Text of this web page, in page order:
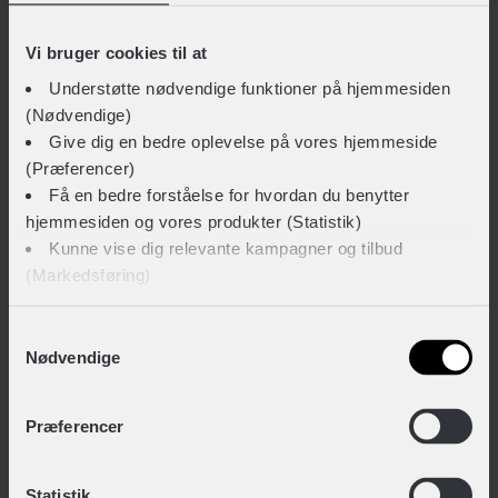
Vi bruger cookies til at
Understøtte nødvendige funktioner på hjemmesiden
(Nødvendige)
Give dig en bedre oplevelse på vores hjemmeside
(Præferencer)
Få en bedre forståelse for hvordan du benytter
hjemmesiden og vores produkter (Statistik)
Kunne vise dig relevante kampagner og tilbud
(Markedsføring)
cookies til alle disse formål. Du kan også bruge
formål. Vælg formål og ‘Gem indstillinger’.
Du kan til enhver tid trække dit samtykke tilbage eller
Nødvendige
Præferencer
KLICKfix Styradapter med lås
+ 249,-
TEKNISKE SPECIFIKATIONER
4030572002375
Hovedprodukt ID